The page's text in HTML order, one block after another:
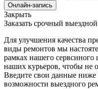
Онлайн-запись
Закрыть
Заказать срочный
Для улучшения качества
виды ремонтов мы
рамках нашего
наших курьеров, чтобы не
Введите свои данные
возможности выездного